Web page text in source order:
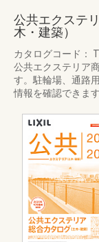
公共エクステ
木・建築）
カタログコード：
公共エクステリア
す。駐輪場、通路
情報を確認できま